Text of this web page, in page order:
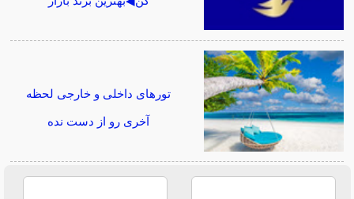
تورهای داخلی و خارجی لحظه
آخری رو از دست نده